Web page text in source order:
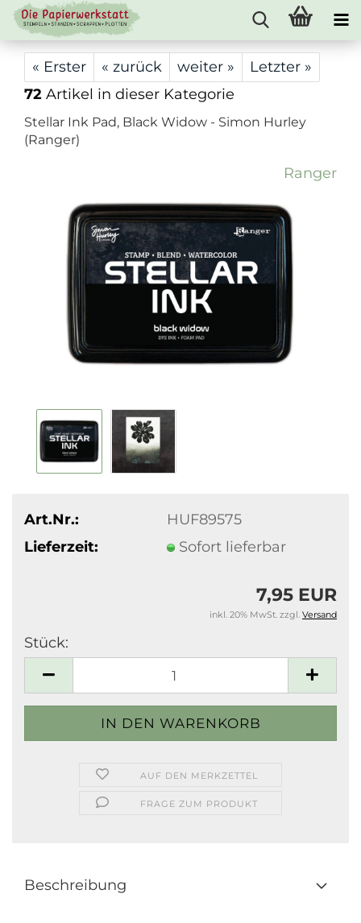
« Erster « zurück weiter »
Letzter »
72 Artikel in dieser Kategorie
Stellar Ink Pad, Black Widow - Simon Hurley
(Ranger)
Ranger
Art.Nr.:
HUF89575
Lieferzeit:
Sofort lieferbar
7,95 EUR
inkl. 20% MwSt. zzgl. Versand
Stück:
AUF DEN MERKZETTEL
FRAGE ZUM PRODUKT
Beschreibung